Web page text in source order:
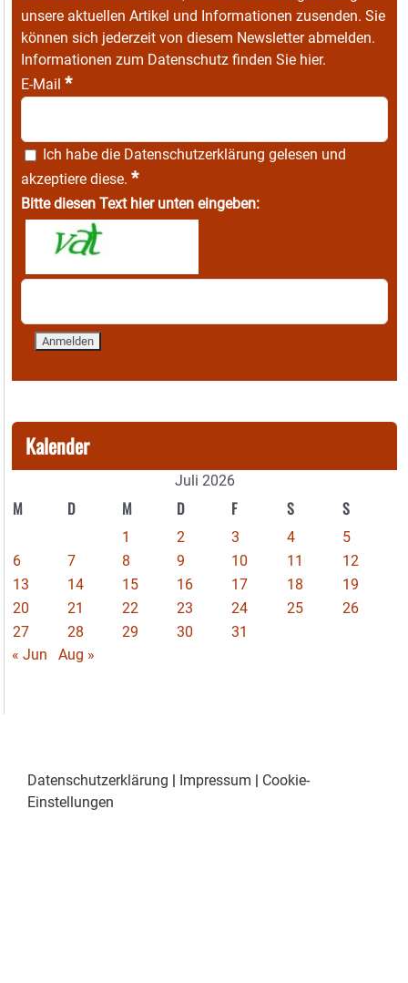
unsere aktuellen Artikel und Informationen zusenden. Sie
können sich jederzeit von diesem Newsletter abmelden.
Informationen zum Datenschutz finden Sie hier.
E-Mail *
Ich habe die Datenschutzerklärung gelesen und
akzeptiere diese. *
Bitte diesen Text hier unten eingeben:
Kalender
Juli 2026
M D M D F S S
1 2 3 4
5
6
7 8 9 10 11
12
13
14 15 16 17 18
19
20
21 22 23 24 25
26
27
28 29 30
31
« Jun
Aug »
Datenschutzerklärung | Impressum | Cookie-
Einstellungen